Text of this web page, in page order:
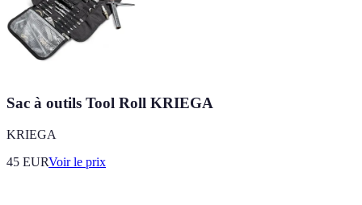
Sac à outils Tool Roll KRIEGA
KRIEGA
45 EURVoir le prix